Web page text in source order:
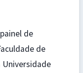
de
de
Universidade